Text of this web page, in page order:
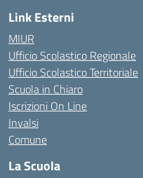
Link Esterni
MIUR
Ufficio Scolastico Regionale
Ufficio Scolastico Territoriale
Scuola in Chiaro
Iscrizioni On Line
Invalsi
Comune
La Scuola